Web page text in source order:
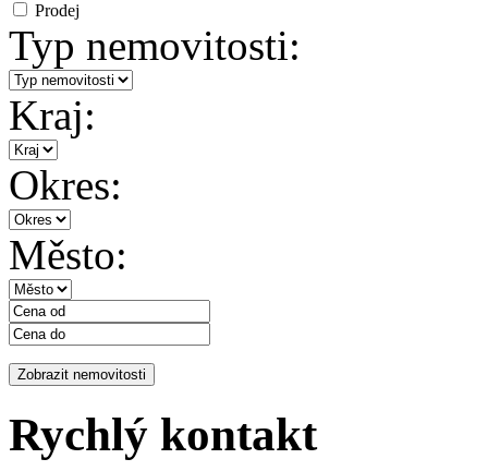
Prodej
Typ nemovitosti:
Kraj:
Okres:
Město:
Rychlý kontakt